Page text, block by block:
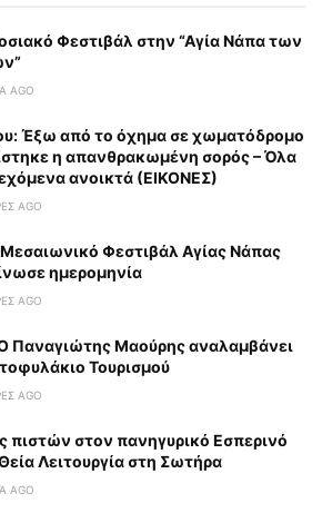
Φεστιβάλ στην “Αγία Νάπα των
AGO
Έξω από το όχημα σε χωματόδρομο
η απανθρακωμένη σορός – Όλα
ανοικτά (ΕΙΚΟΝΕΣ)
AGO
Φεστιβάλ Αγίας Νάπας
ημερομηνία
AGO
Παναγιώτης Μαούρης αναλαμβάνει
Τουρισμού
AGO
πιστών στον πανηγυρικό Εσπερινό
Λειτουργία στη Σωτήρα
AGO